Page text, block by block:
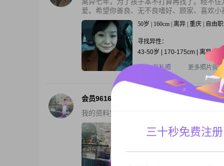
爱。希望你善良、无不良嗜好、顾家、喜欢小
50岁 | 160cm | 离异 | 重庆 | 自由
寻找异性：
43-50岁 | 170-175cm | 离异
还有3张私照 更多照片资料
会员96160141
我的资料完全真实，性格直爽，善解人意好
50岁 | 160cm | 离异 | 四川成都 |
三十秒免费注